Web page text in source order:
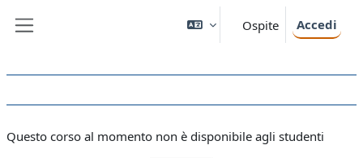
Ospite Accedi
Questo corso al momento non è disponibile agli studenti